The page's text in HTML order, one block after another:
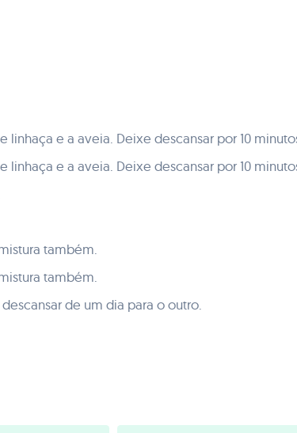
e a aveia. Deixe descansar por 10
e a aveia. Deixe descansar por 10
também.
também.
de um dia para o outro.